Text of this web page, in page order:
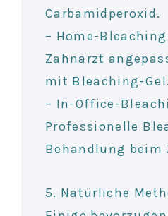
Carbamidperoxid.
– Home-
Zahnarzt
mit Bleaching-Gel.
– In-Office-
Professionelle
Behandlung beim
5. Natürliche